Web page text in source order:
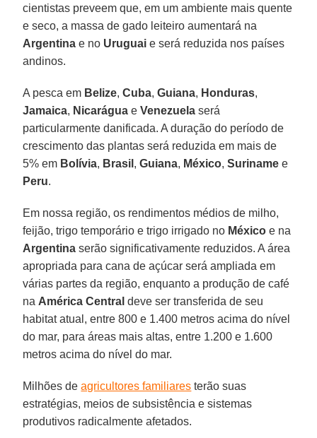
cientistas preveem que, em um ambiente mais quente
e seco, a massa de gado leiteiro aumentará na
Argentina e no Uruguai e será reduzida nos países
andinos.
A pesca em Belize,Cuba,Guiana, Honduras,
Jamaica, Nicarágua eVenezuela será
particularmente danificada. A duração do período de
crescimento das plantas será reduzida em mais de
5% em Bolívia, Brasil ,Guiana, México,Suriname e
Peru.
Em nossa região, os rendimentos médios de milho,
feijão, trigo temporário e trigo irrigado no México e na
Argentina serão significativamente reduzidos. A área
apropriada para cana de açúcar será ampliada em
várias partes da região, enquanto a produção de café
na América Central deve ser transferida de seu
habitat atual, entre 800 e 1.400 metros acima do nível
do mar, para áreas mais altas, entre 1.200 e 1.600
metros acima do nível do mar.
Milhões deagricultores familiares terão suas
estratégias, meios de subsistência e sistemas
produtivos radicalmente afetados.